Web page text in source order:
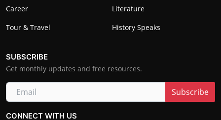
Career
Literature
Tour & Travel
History Speaks
SUBSCRIBE
Get monthly updates and free resources.
Subscribe
CONNECT WITH US